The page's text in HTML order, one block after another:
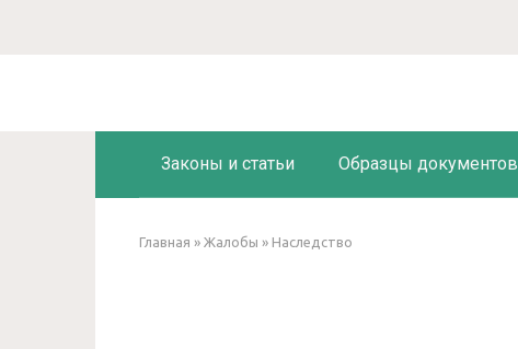
Законы и статьи Образцы документов
Главная » Жалобы » Наследство